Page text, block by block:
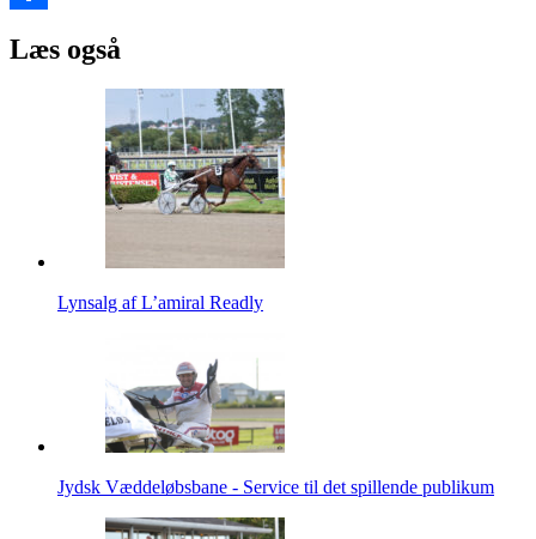
Læs også
Lynsalg af L’amiral Readly
Jydsk Væddeløbsbane - Service til det spillende publikum